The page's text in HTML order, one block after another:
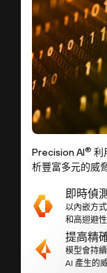
Precision AI® 利
析豐富多元的威
即時偵
以內嵌方
和高迴避
提高精
模型會持
AI 產生的